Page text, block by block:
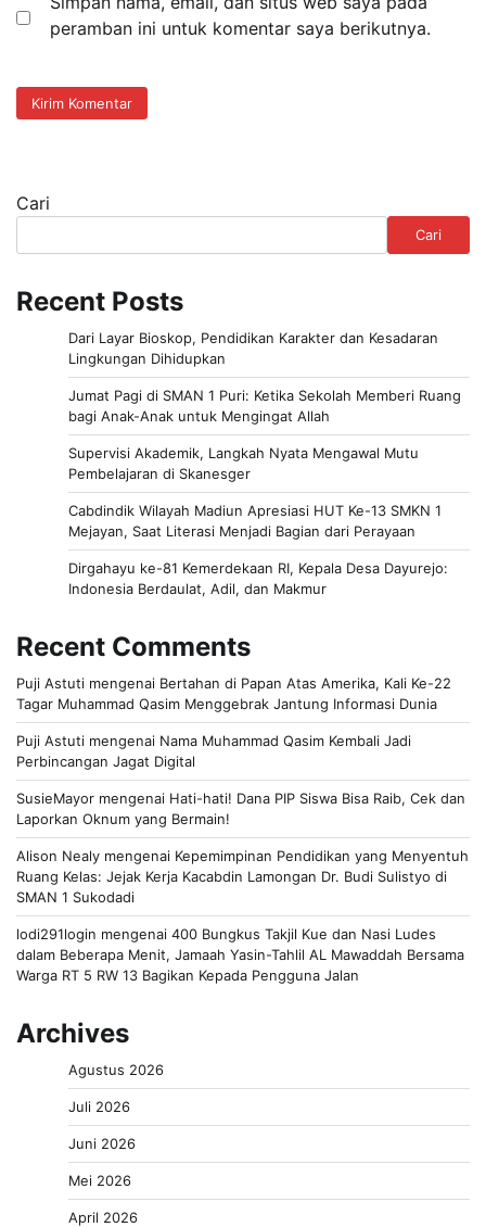
peramban ini untuk komentar saya berikutnya.
Cari
Cari
Recent Posts
Dari Layar Bioskop, Pendidikan Karakter dan Kesadaran
Lingkungan Dihidupkan
Jumat Pagi di SMAN 1 Puri: Ketika Sekolah Memberi Ruang
bagi Anak-Anak untuk Mengingat Allah
Supervisi Akademik, Langkah Nyata Mengawal Mutu
Pembelajaran di Skanesger
Cabdindik Wilayah Madiun Apresiasi HUT Ke-13 SMKN 1
Mejayan, Saat Literasi Menjadi Bagian dari Perayaan
Dirgahayu ke-81 Kemerdekaan RI, Kepala Desa Dayurejo:
Indonesia Berdaulat, Adil, dan Makmur
Recent Comments
Puji Astuti mengenai Bertahan di Papan Atas Amerika, Kali Ke-22
Tagar Muhammad Qasim Menggebrak Jantung Informasi Dunia
Puji Astuti mengenai Nama Muhammad Qasim Kembali Jadi
Perbincangan Jagat Digital
SusieMayor mengenai Hati-hati! Dana PIP Siswa Bisa Raib, Cek dan
Laporkan Oknum yang Bermain!
Alison Nealy mengenai Kepemimpinan Pendidikan yang Menyentuh
Ruang Kelas: Jejak Kerja Kacabdin Lamongan Dr. Budi Sulistyo di
SMAN 1 Sukodadi
lodi291login mengenai 400 Bungkus Takjil Kue dan Nasi Ludes
dalam Beberapa Menit, Jamaah Yasin-Tahlil AL Mawaddah Bersama
Warga RT 5 RW 13 Bagikan Kepada Pengguna Jalan
Archives
Agustus 2026
Juli 2026
Juni 2026
Mei 2026
April 2026